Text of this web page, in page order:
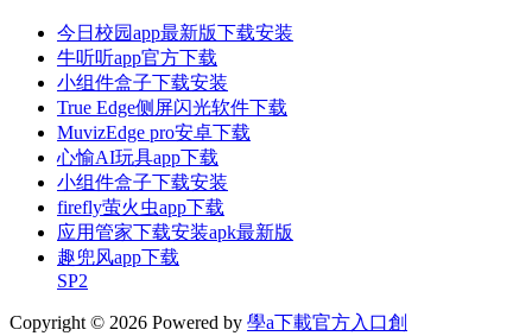
今日校园app最新版下载安装
牛听听app官方下载
小组件盒子下载安装
True Edge侧屏闪光软件下载
MuvizEdge pro安卓下载
心愉AI玩具app下载
小组件盒子下载安装
firefly萤火虫app下载
应用管家下载安装apk最新版
趣兜风app下载
SP2
Copyright © 2026 Powered by 學a下載官方入口創